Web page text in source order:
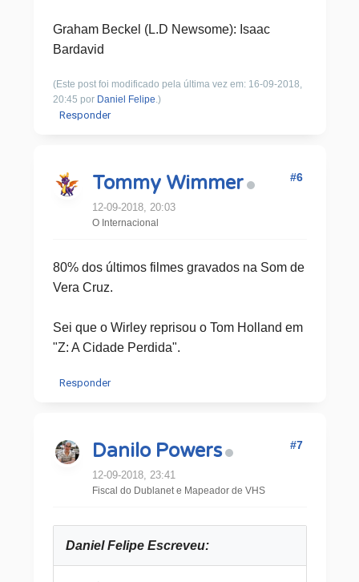
Graham Beckel (L.D Newsome): Isaac
Bardavid
(Este post foi modificado pela última vez em: 16-09-2018,
20:45 por Daniel Felipe.)
Responder
Tommy Wimmer
12-09-2018, 20:03
O Internacional
#6
80% dos últimos filmes gravados na Som de
Vera Cruz.
Sei que o Wirley reprisou o Tom Holland em
"Z: A Cidade Perdida".
Responder
Danilo Powers
12-09-2018, 23:41
Fiscal do Dublanet e Mapeador de VHS
#7
Daniel Felipe Escreveu: